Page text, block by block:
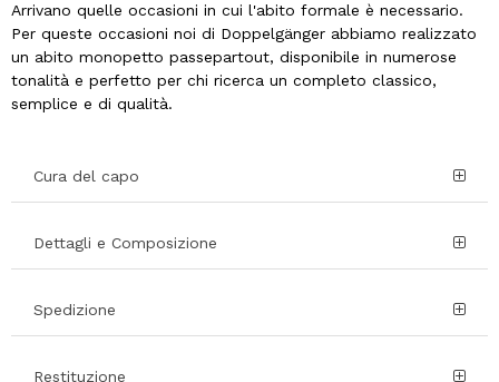
Arrivano quelle occasioni in cui l'abito formale è necessario.
Per queste occasioni noi di Doppelgänger abbiamo realizzato
un abito monopetto passepartout, disponibile in numerose
tonalità e perfetto per chi ricerca un completo classico,
semplice e di qualità.
Cura del capo
Dettagli e Composizione
Spedizione
Restituzione